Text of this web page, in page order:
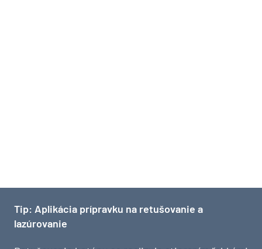
Tip: Aplikácia prípravku na retušovanie a
lazúrovanie